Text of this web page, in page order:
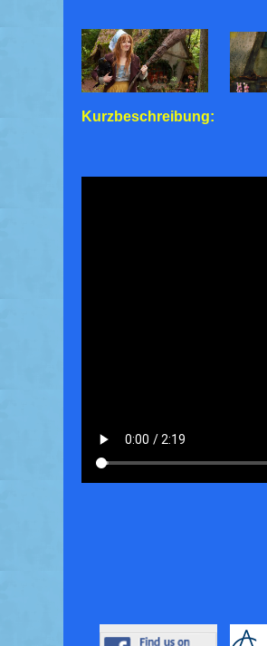
Kurzbeschreibung: